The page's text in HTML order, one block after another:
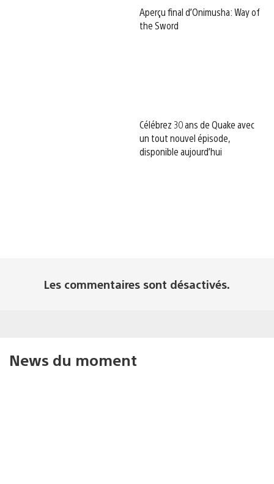
Aperçu final d’Onimusha: Way of
the Sword
Célébrez 30 ans de Quake avec
un tout nouvel épisode,
disponible aujourd’hui
Les commentaires sont désactivés.
News du moment